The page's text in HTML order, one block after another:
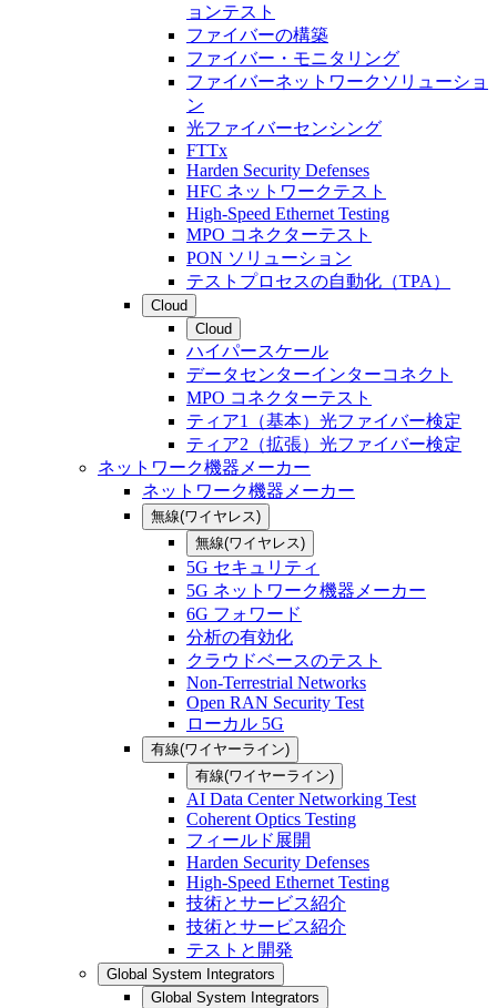
ョンテスト
ファイバーの構築
ファイバー・モニタリング
ファイバーネットワークソリューショ
ン
光ファイバーセンシング
FTTx
Harden Security Defenses
HFC ネットワークテスト
High-Speed Ethernet Testing
MPO コネクターテスト
PON ソリューション
テストプロセスの自動化（TPA）
Cloud
Cloud
ハイパースケール
データセンターインターコネクト
MPO コネクターテスト
ティア1（基本）光ファイバー検定
ティア2（拡張）光ファイバー検定
ネットワーク機器メーカー
ネットワーク機器メーカー
無線(ワイヤレス)
無線(ワイヤレス)
5G セキュリティ
5G ネットワーク機器メーカー
6G フォワード
分析の有効化
クラウドベースのテスト
Non-Terrestrial Networks
Open RAN Security Test
ローカル 5G
有線(ワイヤーライン)
有線(ワイヤーライン)
AI Data Center Networking Test
Coherent Optics Testing
フィールド展開
Harden Security Defenses
High-Speed Ethernet Testing
技術とサービス紹介
技術とサービス紹介
テストと開発
Global System Integrators
Global System Integrators